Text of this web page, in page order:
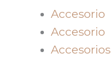
Accesorio
Accesorio
Accesorios